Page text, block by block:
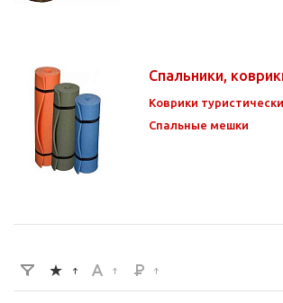
Спальники,
Коврики
Спальные мешки